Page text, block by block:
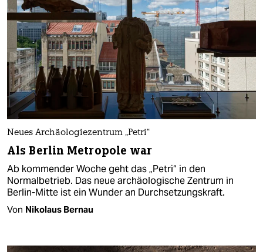
Neues Archäologiezentrum „Petri“
Als Berlin Metropole war
Ab kommender Woche geht das „Petri“ in den
Normalbetrieb. Das neue archäologische Zentrum in
Berlin-Mitte ist ein Wunder an Durchsetzungskraft.
Von Nikolaus Bernau